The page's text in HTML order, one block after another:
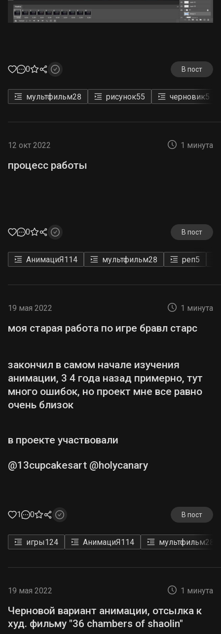
0 В пост
мультфильм28 рисунок55 черновик5
12 окт 2022 1 минута
процесс работы
0 В пост
АнимациЯ114 мультфильм28 реп5
19 мая 2022 1 минута
моя старая работа по игре бравл старс
закончил в самом начале изучения
анимации, 3 4 года назад примерно, тут
много ошибок, но проект мне все равно
очень близок
в проекте участвовали
@13cupcakesart @holycanary
1 0 В пост
игры124 АнимациЯ114 мультфильм28
19 мая 2022 1 минута
Черновой вариант анимации, отсылка к
худ. фильму "36 chambers of shaolin"